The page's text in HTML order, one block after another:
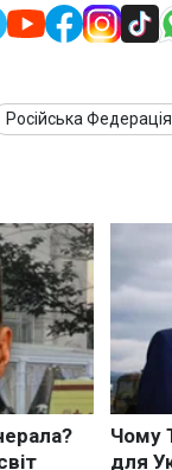
Російська Федерація